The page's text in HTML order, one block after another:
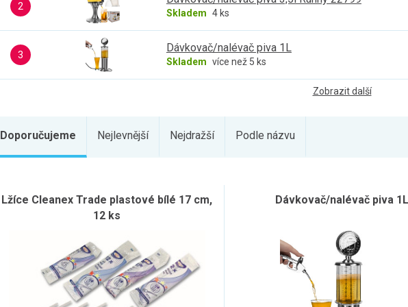
2
Skladem 4 ks
3
Dávkovač/nalévač piva 1L
Skladem více než 5 ks
Zobrazit další
Doporučujeme Nejlevnější Nejdražší Podle názvu
Lžíce Cleanex Trade plastové bílé 17 cm,
12 ks
Dávkovač/nalévač piva 1L